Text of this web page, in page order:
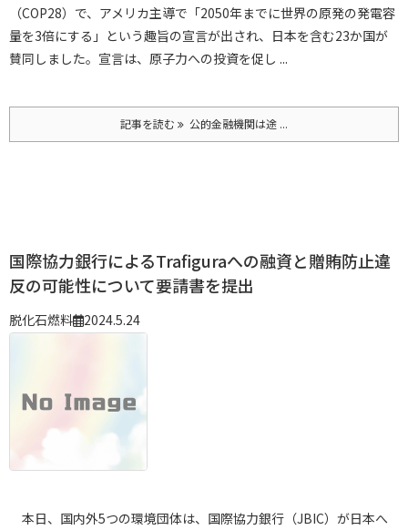
（COP28）で、アメリカ主導で「2050年までに世界の原発の発電容
量を3倍にする」という趣旨の宣言が出され、日本を含む23か国が
賛同しました。宣言は、原子力への投資を促し ...
記事を読む 公的金融機関は途 ...
国際協力銀行によるTrafiguraへの融資と贈賄防止違
反の可能性について要請書を提出
脱化石燃料 2024.5.24
本日、国内外5つの環境団体は、国際協力銀行（JBIC）が日本へ